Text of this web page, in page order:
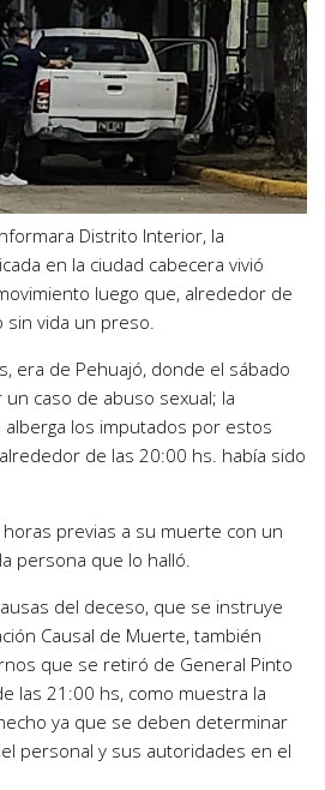
Distrito Interior, la
en la ciudad cabecera vivió
luego que, alrededor de
sin vida un preso.
era de Pehuajó, donde el sábado
caso de abuso sexual; la
alberga los imputados por estos
de las 20:00 hs. había sido
horas previas a su muerte con un
persona que lo halló.
del deceso, que se instruye
Causal de Muerte, también
que se retiró de General Pinto
las 21:00 hs, como muestra la
ya que se deben determinar
personal y sus autoridades en el